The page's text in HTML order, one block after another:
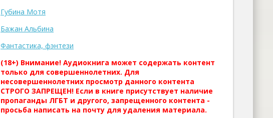
Губина Мотя
Бажан Альбина
Фантастика, фэнтези
(18+) Внимание! Аудиокнига может содержать контент
только для совершеннолетних. Для
несовершеннолетних просмотр данного контента
СТРОГО ЗАПРЕЩЕН! Если в книге присутствует наличие
пропаганды ЛГБТ и другого, запрещенного контента -
просьба написать на почту для удаления материала.